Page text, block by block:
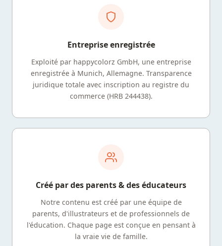
Entreprise enregistrée
Exploité par happycolorz GmbH, une entreprise
enregistrée à Munich, Allemagne. Transparence
juridique totale avec inscription au registre du
commerce (HRB 244438).
Créé par des parents & des éducateurs
Notre contenu est créé par une équipe de
parents, d'illustrateurs et de professionnels de
l'éducation. Chaque page est conçue en pensant à
la vraie vie de famille.